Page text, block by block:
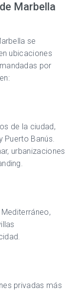
Marbella
se
ubicaciones
por
de la ciudad,
Puerto Banús.
urbanizaciones
privadas más